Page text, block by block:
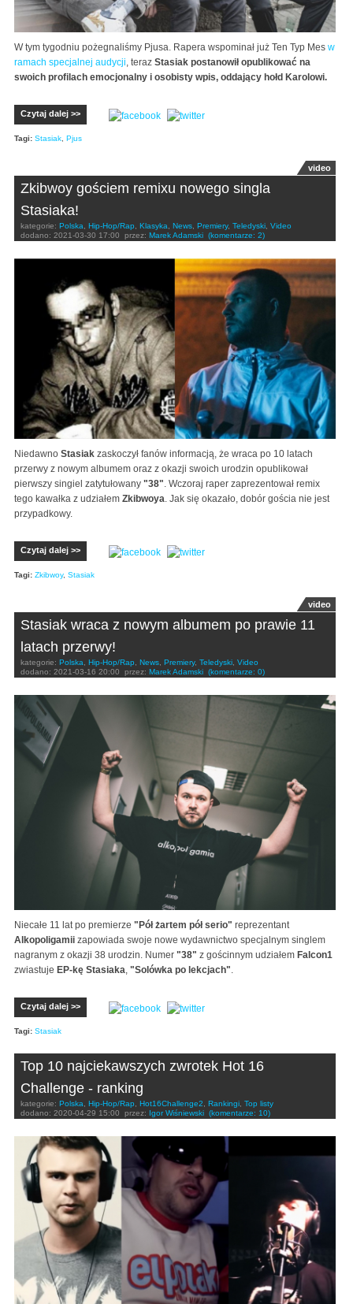
W tym tygodniu pożegnaliśmy Pjusa. Rapera wspominał już Ten Typ Mes w
ramach specjalnej audycji, teraz Stasiak postanowił opublikować na
swoich profilach emocjonalny i osobisty wpis, oddający hołd Karolowi.
Czytaj dalej >>
Tagi: Stasiak Pjus
video
Zkibwoy gościem remixu nowego singla
Stasiaka!
kategorie: Polska Hip-Hop/Rap Klasyka News Premiery, Teledyski Video
dodano: 2021-03-30 17:00 przez: Marek Adamski (komentarze: 2)
Niedawno Stasiak zaskoczył fanów informacją, że wraca po 10 latach
przerwy z nowym albumem oraz z okazji swoich urodzin opublikował
pierwszy singiel zatytułowany "38". Wczoraj raper zaprezentował remix
tego kawałka z udziałem Zkibwoya. Jak się okazało, dobór gościa nie jest
przypadkowy.
Czytaj dalej >>
Tagi: Zkibwoy, Stasiak
video
Stasiak wraca z nowym albumem po prawie 11
latach przerwy!
kategorie: Polska, Hip-Hop/Rap, News, Premiery, Teledyski, Video
dodano: 2021-03-16 20:00 przez: Marek Adamski (komentarze: 0)
Niecałe 11 lat po premierze "Pół żartem pół serio" reprezentant
Alkopoligamii zapowiada swoje nowe wydawnictwo specjalnym singlem
nagranym z okazji 38 urodzin. Numer "38" z gościnnym udziałem Falcon1
zwiastuje EP-kę Stasiaka "Solówka po lekcjach"
Czytaj dalej >>
Tagi: Stasiak
Top 10 najciekawszych zwrotek Hot 16
Challenge - ranking
kategorie: Polska Hip-Hop/Rap Hot16Challenge2 Rankingi Top listy
dodano: 2020-04-29 15:00 przez: Igor Wiśniewski (komentarze: 10)